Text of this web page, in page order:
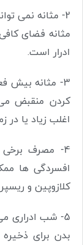
2- مثانه نمی
مثانه فضای
ادرار است.
3- مثانه بیش
کردن منقبض
اغلب زیاد یا
4- مصرف
افسردگی ها
کلازوپین و
5- شب ادراری
بدن برای